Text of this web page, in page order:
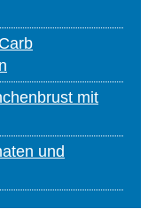
mit
und